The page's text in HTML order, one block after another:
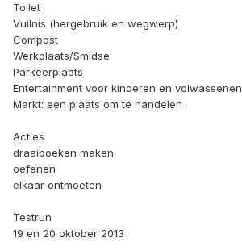
Toilet
Vuilnis (hergebruik en wegwerp)
Compost
Werkplaats/Smidse
Parkeerplaats
Entertainment voor kinderen en volwassenen
Markt: een plaats om te handelen
Acties
draaiboeken maken
oefenen
elkaar ontmoeten
Testrun
19 en 20 oktober 2013